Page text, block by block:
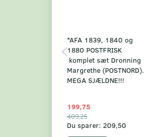
*AFA 1839, 1840 og
1880 POSTFRISK
komplet sæt Dronning
Margrethe (POSTNORD).
MEGA SJÆLDNE!!!
199,75
409,25
Du sparer: 209,50